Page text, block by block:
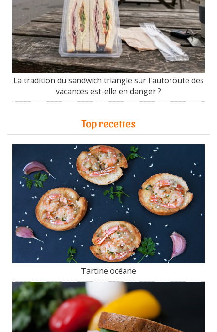
La tradition du sandwich triangle sur l'autoroute des
vacances est-elle en danger ?
Top recettes
Tartine océane